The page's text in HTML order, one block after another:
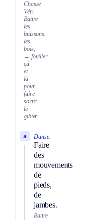
Chasse
Vén.
Battre
les
buissons,
les
bois,
→ fouiller
çà
et
là
pour
faire
sortir
le
gibier.
Danse.
Faire
des
mouvements
de
pieds,
de
jambes.
a
Battre